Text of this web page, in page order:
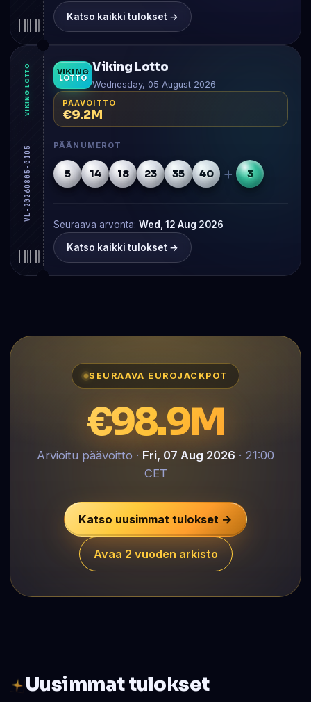
Katso kaikki tulokset →
VIKING LOTTO
VL-20260805-0105
VIKING
LOTTO
Viking Lotto
Wednesday, 05 August 2026
PÄÄVOITTO
€9.2M
PÄÄNUMEROT
5 14 18 23 35 40 + 3
Seuraava arvonta: Wed, 12 Aug 2026
Katso kaikki tulokset →
SEURAAVA EUROJACKPOT
€98.9M
Arvioitu päävoitto · Fri, 07 Aug 2026 · 21:00
CET
Katso uusimmat tulokset →
Avaa 2 vuoden arkisto
Uusimmat tulokset